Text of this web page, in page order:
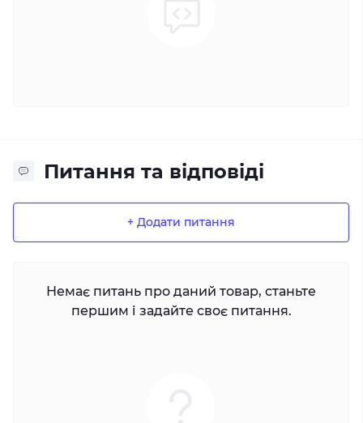
Питання та відповіді
+ Додати питання
Немає питань про даний товар, станьте
першим і задайте своє питання.